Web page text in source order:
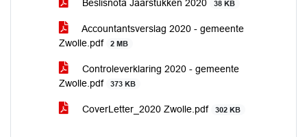
Beslisnota Jaarstukken 2020
38 KB
Accountantsverslag 2020 - gemeente
Zwolle.pdf
2 MB
Controleverklaring 2020 - gemeente
Zwolle.pdf
373 KB
CoverLetter_2020 Zwolle.pdf 302 KB